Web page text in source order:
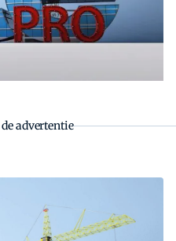
Zoek
advertentie